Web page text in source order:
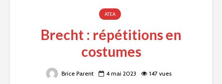
ATEA
Brecht : répétitions en
costumes
Brice Parent 4 mai 2023 147 vues